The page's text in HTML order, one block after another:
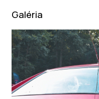
Galéria